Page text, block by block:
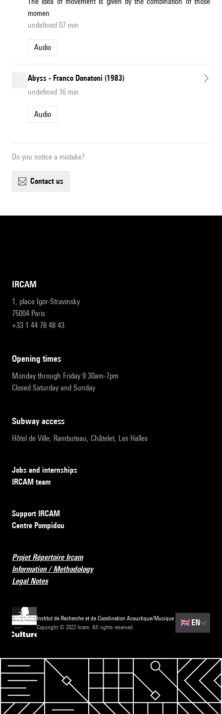
momen
undefined 07 min
Audio
Abyss - Franco Donatoni (1983)
undefined 16 min
Audio
Do you notice a mistake?
contact us
IRCAM
1, place Igor-Stravinsky
75004 Paris
+33 1 44 78 48 43
opening times
Monday through Friday 9:30am-7pm
Closed Saturday and Sunday
subway access
Hôtel de Ville, Rambuteau, Châtelet, Les Halles
Jobs and internships
IRCAM team
Support IRCAM
Centre Pompidou
Projet Répertoire Ircam
Information / Methodology
Legal Notes
Institut de Recherche et de Coordination Acoustique/Musique
Copyright © 2022 Ircam. All rights reserved.
🇬🇧 EN